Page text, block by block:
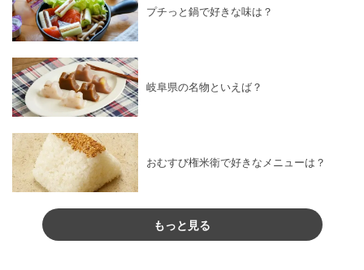
プチっと鍋で好きな味は？
岐阜県の名物といえば？
おむすび権米衛で好きなメニューは？
もっと見る